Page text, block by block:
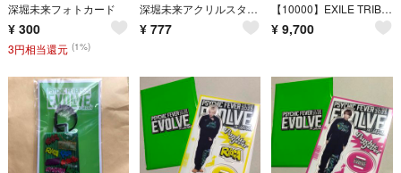
深堀未来フォトカード
¥ 300
3円相当還元 (1%)
深堀未来アクリルスタンド
¥ 777
【10000】EXILE TRIBE GIFT CARD カード
¥ 9,700